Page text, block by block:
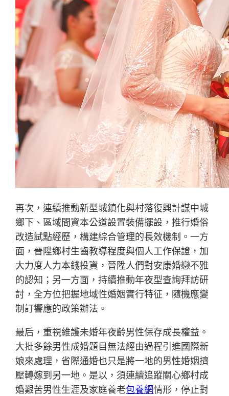
再次，連續推動新型城鎮化與村落復興計謀中城
鄉下、區域間資本公道設置裝備擺設，推行婚俗
改造試點經歷，構建綜合管理的長效機制。一方
面，晉陞鄉村生齒教導程度與個人工作保證，加
大力度人力本錢投資，晉陞人們對安康婚戀不雅
的認知；另一方面，持續推動年夜型查詢拜訪研
討，全方位把握地域性婚姻實行特征，隨機應變
制訂響應的政策辦法。
最后，重視維護未婚年夜齡男性保存成長權益。
大批多餘男性成婚題目無法經由過程引進國際新
娘來處理，省際通婚也只是將一地的男性婚姻擠
壓轉嫁到另一地。是以，須連續追蹤關心鄉村成
婚艱苦男性生涯及家庭養老包養網情形，停止對